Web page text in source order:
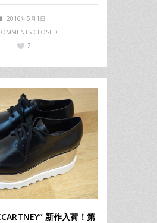
2016年5月1日
CLOSED
2
新作入荷！第